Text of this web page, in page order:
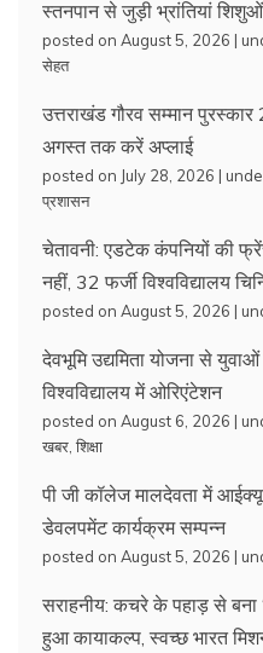
स्तनपान से जुड़ी भ्रांतियां
posted on August 5, 2026 |
सेहत
उत्तराखंड गौरव सम्मान
अगस्त तक करें अप्लाई
posted on July 28, 2026 |
प्रशासन
चेतावनी: एडटेक कंपनियों की
नहीं, 32 फर्जी विश्वविद्यालय
posted on August 5, 2026 |
देवभूमि उद्यमिता योजना से
विश्वविद्यालय में ओरिएंटेशन
posted on August 6, 2026 |
खबर शिक्षा
पी जी कॉलेज मालदेवता में
डेवलपमेंट कार्यक्रम सम्पन्न
posted on August 5, 2026 |
सराहनीय: कचरे के पहाड़ से बना
हुआ कायाकल्प, स्वच्छ भारत